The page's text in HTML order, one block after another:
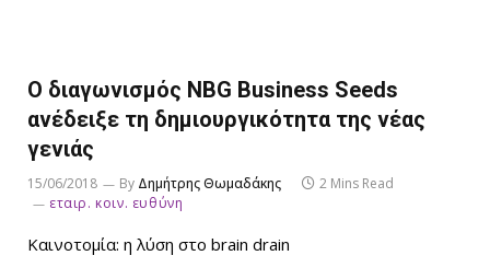
Ο διαγωνισμός NBG Business Seeds
ανέδειξε τη δημιουργικότητα της νέας
γενιάς
15/06/2018 By Δημήτρης Θωμαδάκης
2 Mins Read
εταιρ. κοιν. ευθύνη
Καινοτομία: η λύση στο brain drain